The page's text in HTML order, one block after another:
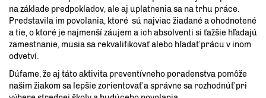
na základe predpokladov, ale aj uplatnenia sa na trhu práce.
Predstavila im povolania, ktoré sú najviac žiadané a ohodnotené
a tie, o ktoré je najmenší záujem a ich absolventi si ťažšie hľadajú
zamestnanie, musia sa rekvalifikovať alebo hľadať prácu v inom
odvetví.
Dúfame, že aj táto aktivita preventívneho poradenstva pomôže
našim žiakom sa lepšie zorientovať a správne sa rozhodnúť pri